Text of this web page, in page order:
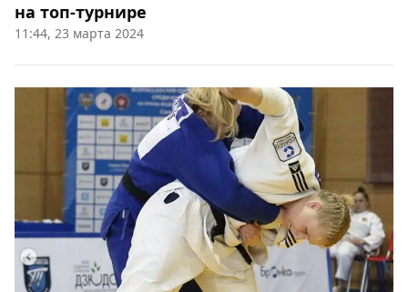
на топ-турнире
11:44, 23 марта 2024